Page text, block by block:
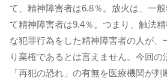
て、精神障害者は6.8％。放火は、一
て精神障害者は9.4％。つまり、触法
な犯罪行為をした精神障害者の人が、
り棄権であるとは言えません。今回の
「再犯の恐れ」の有無を医療機関が